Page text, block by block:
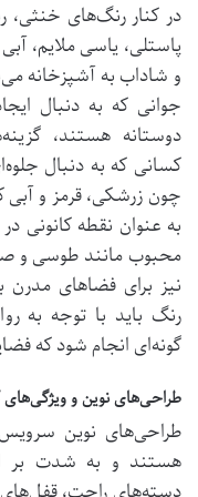
در کنار رنگ‌های
پاستلی، یاسی ملایم،
و شاداب به آشپزخانه
جوانی که به دنبال
دوستانه هستند،
کسانی که به دنبال
چون زرشکی، قرمز و آبی
به عنوان نقطه کانونی
محبوب مانند طوسی و
نیز برای فضاهای مدرن
رنگ باید با توجه به
گونه‌ای انجام شود که
طراحی‌های نوین و ویژگی‌های
طراحی‌های نوین
هستند و به شدت بر